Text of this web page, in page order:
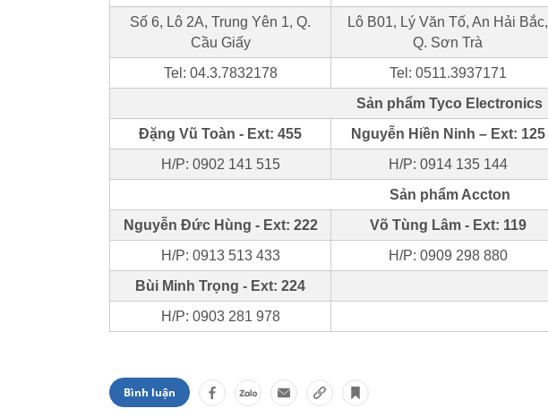
Số 6, Lô 2A, Trung Yên 1, Q.
Cầu Giấy
Lô B01, Lý Văn Tố, An Hải Bắc,
Q. Sơn Trà
Tel: 04.3.7832178
Tel: 0511.3937171
Sản phẩm Tyco Electronics
Đặng Vũ Toàn - Ext: 455 Nguyễn Hiền Ninh – Ext: 125
H/P: 0902 141 515
H/P: 0914 135 144
Sản phẩm Accton
Nguyễn Đức Hùng - Ext: 222
Võ Tùng Lâm - Ext: 119
H/P: 0913 513 433
H/P: 0909 298 880
Bùi Minh Trọng - Ext: 224
H/P: 0903 281 978
Bình luận